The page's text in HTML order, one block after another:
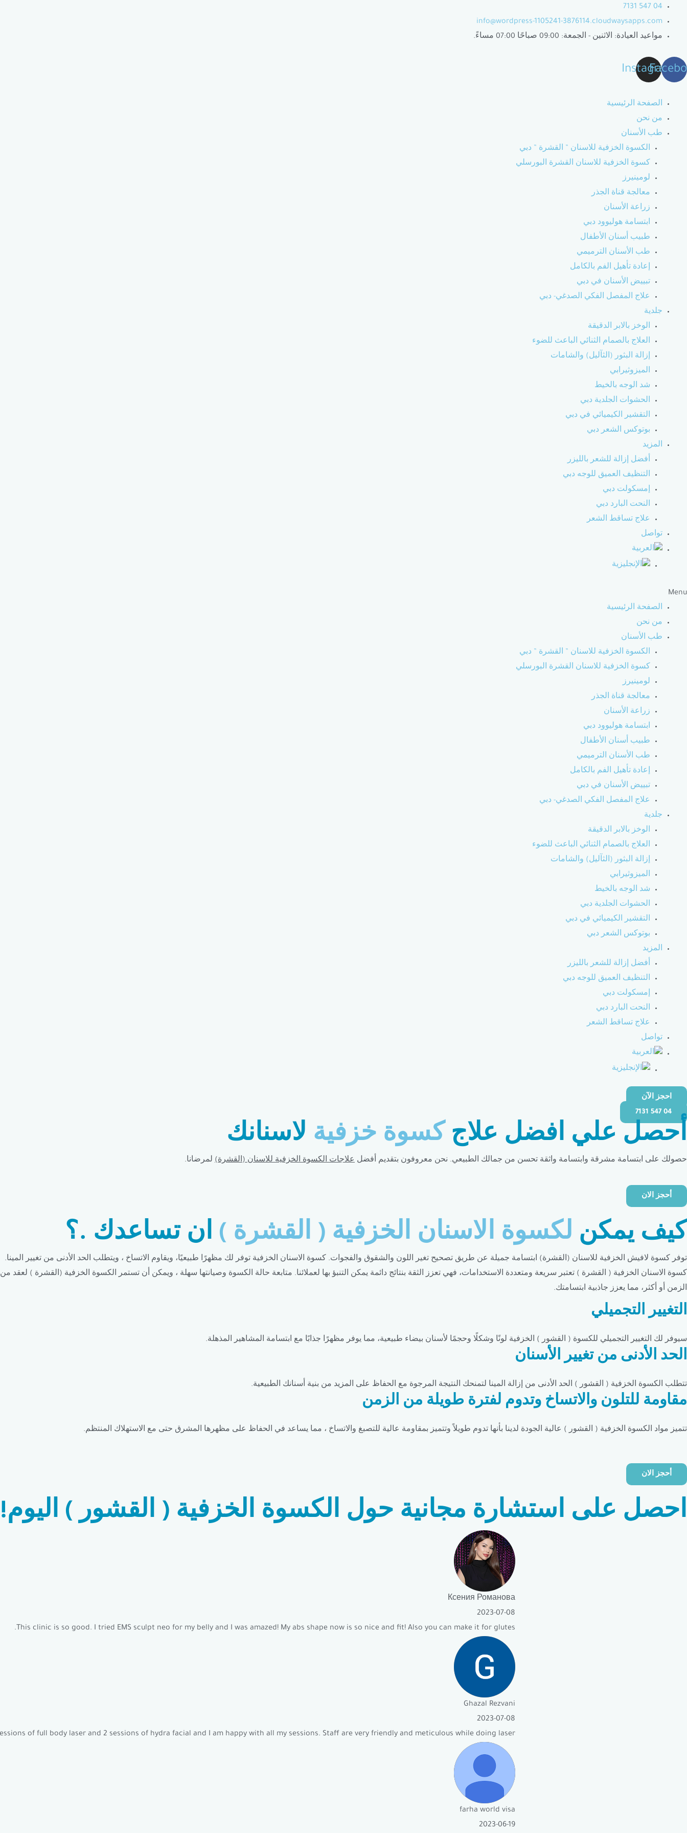
تخطي
المحتوى
04 547 7131
info@wordpress-1105241-3876114.cloudwaysapps.com
مواعيد العيادة: الاثنين - الجمعة: 09:00 صباحًا 07:00 مساءً.
Instagram
الصفحة الرئيسية
من نحن
طب الأسنان
الكسوة الخزفية للاسنان ” القشرة ” دبي
كسوة الخزفية للاسنان القشرة البورسلي
لومينيرز
معالجة قناة الجذر
زراعة الأسنان
ابتسامة هوليوود دبي
طبيب أسنان الأطفال
طب الأسنان الترميمي
إعادة تأهيل الفم بالكامل
تبييض الأسنان في دبي
علاج المفصل الفكي الصدغي- دبي
جلدية
الوخز بالابر الدقيقة
العلاج بالصمام الثنائي الباعث للضوء
إزالة البثور (الثآليل) والشامات
الميزوثيرابي
شد الوجه بالخيط
الحشوات الجلدية دبي
التقشير الكيميائي في دبي
بوتوكس الشعر دبي
المزيد
أفضل إزالة للشعر بالليزر
التنظيف العميق للوجه دبي
إمسكولت دبي
النحت البارد دبي
علاج تساقط الشعر
تواصل
Menu
الصفحة الرئيسية
من نحن
طب الأسنان
الكسوة الخزفية للاسنان ” القشرة ” دبي
كسوة الخزفية للاسنان القشرة البورسلي
لومينيرز
معالجة قناة الجذر
زراعة الأسنان
ابتسامة هوليوود دبي
طبيب أسنان الأطفال
طب الأسنان الترميمي
إعادة تأهيل الفم بالكامل
تبييض الأسنان في دبي
علاج المفصل الفكي الصدغي- دبي
جلدية
الوخز بالابر الدقيقة
العلاج بالصمام الثنائي الباعث للضوء
إزالة البثور (الثآليل) والشامات
الميزوثيرابي
شد الوجه بالخيط
الحشوات الجلدية دبي
التقشير الكيميائي في دبي
بوتوكس الشعر دبي
المزيد
أفضل إزالة للشعر بالليزر
التنظيف العميق للوجه دبي
إمسكولت دبي
النحت البارد دبي
علاج تساقط الشعر
تواصل
احجز الآن
04 547 7131
أحصل علي افضل علاج كسوة خزفية لاسنانك
حصولك على ابتسامة مشرقة وابتسامة واثقة تحسن من جمالك الطبيعي. نحن معروفون بتقديم أفضل علاجات الكسوة الخزفية للاسنان (القشرة) لمرضانا.
أحجز الان
كيف يمكن لكسوة الاسنان الخزفية ( القشرة ) ان تساعدك .؟
توفر كسوة لافيش الخزفية للاسنان (القشرة) ابتسامة جميلة عن طريق تصحيح تغير اللون والشقوق والفجوات. كسوة الاسنان الخزفية توفر لك مظهرًا طبيعيًا، ويقاوم الاتساخ ، ويتطلب الحد الأدنى من تغيير المينا.
كسوة الاسنان الخزفية ( القشرة ) تعتبر سريعة ومتعددة الاستخدامات، فهي تعزز الثقة بنتائج دائمة يمكن التنبؤ بها لعملائنا. متابعة حالة الكسوة وصيانتها سهلة ، ويمكن أن تستمر الكسوة الخزفية (القشرة ) لعقد من
الزمن أو أكثر، مما يعزز جاذبية ابتسامتك.
التغيير التجميلي
سيوفر لك التغيير التجميلي للكسوة ( القشور ) الخزفية لونًا وشكلًا وحجمًا لأسنان بيضاء طبيعية، مما يوفر مظهرًا جذابًا مع ابتسامة المشاهير المذهلة.
الحد الأدنى من تغيير الأسنان
تتطلب الكسوة الخزفية ( القشور ) الحد الأدنى من إزالة المينا لتمنحك النتيجة المرجوة مع الحفاظ على المزيد من بنية أسنانك الطبيعية.
مقاومة للتلون والاتساخ وتدوم لفترة طويلة من الزمن
تتميز مواد الكسوة الخزفية ( القشور ) عالية الجودة لدينا بأنها تدوم طويلاً وتتميز بمقاومة عالية للتصبغ والاتساخ ، مما يساعد في الحفاظ على مظهرها المشرق حتى مع الاستهلاك المنتظم.
أحجز الان
احصل على استشارة مجانية حول الكسوة الخزفية ( القشور ) اليوم!
Ксения Романова
2023-07-08
This clinic is so good. I tried EMS sculpt neo for my belly and I was amazed! My abs shape now is so nice and fit! Also you can make it for glutes.
Ghazal Rezvani
2023-07-08
of full body laser and 2 sessions of hydra facial and I am happy with all my sessions. Staff are very friendly and meticulous while doing laser.
farha world visa
2023-06-19